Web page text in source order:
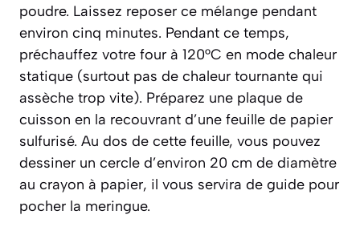
poudre. Laissez reposer ce mélange pendant
environ cinq minutes. Pendant ce temps,
préchauffez votre four à 120°C en mode chaleur
statique (surtout pas de chaleur tournante qui
assèche trop vite). Préparez une plaque de
cuisson en la recouvrant d’une feuille de papier
sulfurisé. Au dos de cette feuille, vous pouvez
dessiner un cercle d’environ 20 cm de diamètre
au crayon à papier, il vous servira de guide pour
pocher la meringue.